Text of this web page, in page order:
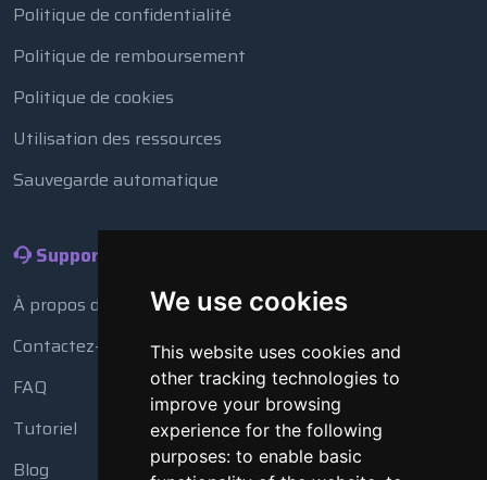
We use cookies
This website uses cookies and
other tracking technologies to
improve your browsing
experience for the following
purposes: to enable basic
Politique de confidentialité
Politique de remboursement
Politique de cookies
Utilisation des ressources
Sauvegarde automatique
Support
À propos de nous
Contactez-nous
FAQ
Tutoriel
Blog